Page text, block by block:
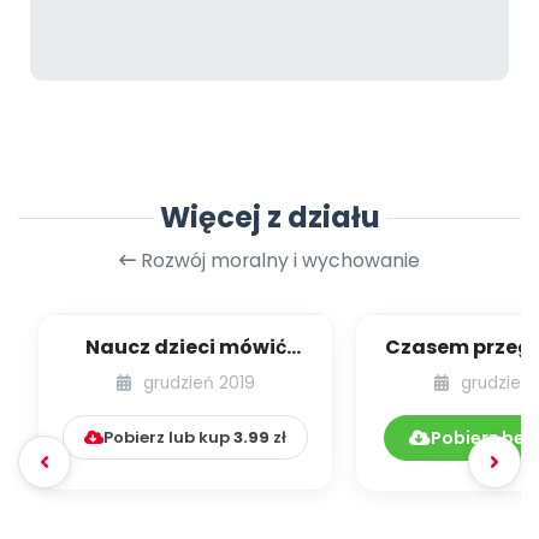
Więcej z działu
Rozwój moralny i wychowanie
Naucz dzieci mówić
„dzień dobry” bez
przypominania...
grudzień 2019
Pobierz lub kup3.99 zł
Czasem
ale się nie
grudzień
Pobierz